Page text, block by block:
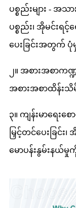
ပစ္စည်းများ - အ
ပစ္စည်း၊ အိုမင်းရ
ပေးခြင်းအတွက်
၂။ အစားအစာကဏ္
အစားအစာထိန်းသိမ်
၃။ ကျန်းမာရေး
မြှင့်တင်ပေးခြင်
မောပန်းနွမ်းနယ်